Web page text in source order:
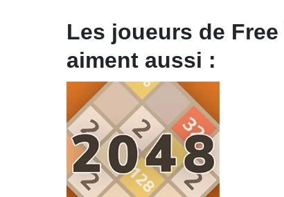
Les joueurs de
aiment aussi :